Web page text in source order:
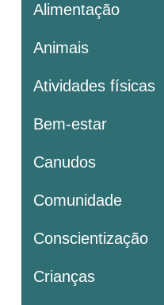
Alimentação
Animais
Atividades físicas
Bem-estar
Canudos
Comunidade
Conscientização
Crianças